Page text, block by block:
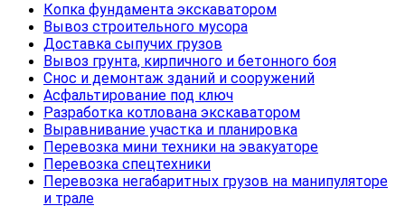
Копка фундамента экскаватором
Вывоз строительного мусора
Доставка сыпучих грузов
Вывоз грунта, кирпичного и бетонного боя
Снос и демонтаж зданий и сооружений
Асфальтирование под ключ
Разработка котлована экскаватором
Выравнивание участка и планировка
Перевозка мини техники на эвакуаторе
Перевозка спецтехники
Перевозка негабаритных грузов на манипуляторе
и трале